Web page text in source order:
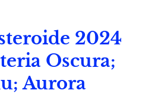
2024
Oscura;
Aurora